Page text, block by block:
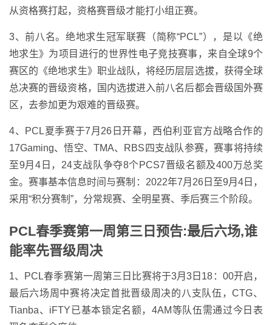
从资格赛打起，资格赛晋级才能打小组正赛。
3、前八名。绝地求生冠军联赛（简称“PCL”），是以《绝
地求生》为项目进行的世界性电子竞技赛事，来自全球9个
赛区的《绝地求生》职业战队，将经历层层选拔，获得全球
总决赛的晋级资格，国内选拔进入前八名后都会晋级国外赛
区，去参加更为艰难的晋级赛。
4、PCL夏季赛于7月26日开幕，西伯利亚官方战略合作的
17Gaming、悟空、TMA、RBS四支战队参赛，赛事将持续
至9月4日，24支战队争夺8个PCS7晋级名额及400万总奖
金。赛事基本信息时间与赛制：2022年7月26日至9月4日，
采用“积分赛制”，分常规赛、全明星赛、季后赛三个阶段。
PCL春季赛第一周第三日预告:最后六场,谁
能率先晋级周决
1、PCL春季赛第一周第三日比赛将于3月3日18：00开启，
最后六场周中赛将决定首批晋级周决的八支队伍，CTG、
Tianba、iFTY已基本锁定名额，4AM等队伍需通过今日表